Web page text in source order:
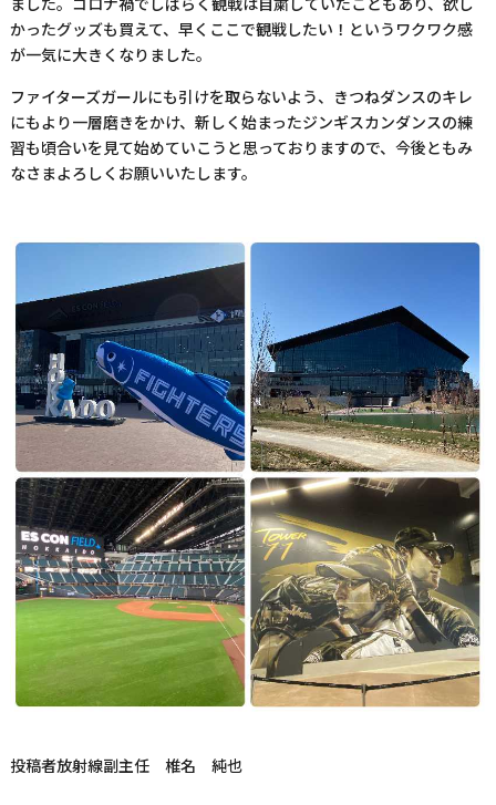
ました。コロナ禍でしばらく観戦は自粛していたこともあり、欲し
かったグッズも買えて、早くここで観戦したい！というワクワク感
が一気に大きくなりました。
ファイターズガールにも引けを取らないよう、きつねダンスのキレ
にもより一層磨きをかけ、新しく始まったジンギスカンダンスの練
習も頃合いを見て始めていこうと思っておりますので、今後ともみ
なさまよろしくお願いいたします。
投稿者放射線副主任 椎名 純也